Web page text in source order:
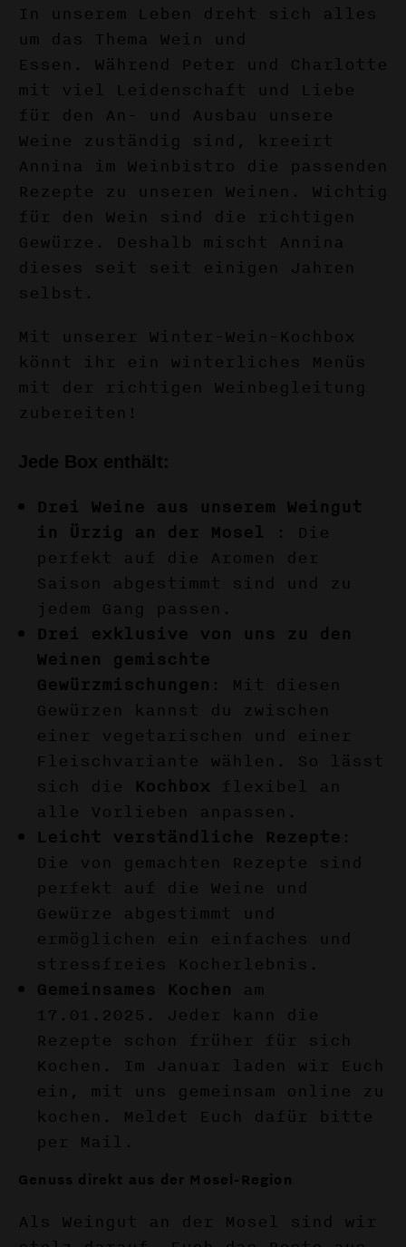
In unserem Leben dreht sich alles
um das Thema Wein und
Essen.
Während Peter und Charlotte
mit viel Leidenschaft und Liebe
für den An- und Ausbau unsere
Weine zuständig sind, kreeirt
Annina im Weinbistro die passenden
Rezepte zu unseren Weinen. Wichtig
für den Wein sind die richtigen
Gewürze. Deshalb mischt Annina
dieses seit seit einigen Jahren
selbst.
Mit unserer Winter-Wein-Kochbox
könnt ihr ein winterliches Menüs
mit der richtigen Weinbegleitung
zubereiten!
Jede Box enthält:
Drei Weine aus unserem Weingut
in Ürzig an der Mosel
: Die
perfekt auf die Aromen der
Saison abgestimmt sind und zu
jedem Gang passen.
Drei exklusive von uns zu den
Weinen gemischte
Gewürzmischungen : Mit diesen
Gewürzen kannst du zwischen
einer vegetarischen und einer
Fleischvariante wählen. So lässt
sich die
Kochbox flexibel an
alle Vorlieben anpassen.
Leicht verständliche Rezepte :
Die von gemachten Rezepte sind
perfekt auf die Weine und
Gewürze abgestimmt und
ermöglichen ein einfaches und
stressfreies Kocherlebnis.
Gemeinsames Kochen am
17.01.2025. Jeder kann die
Rezepte schon früher für sich
Kochen. Im Januar laden wir Euch
ein, mit uns gemeinsam online zu
kochen. Meldet Euch dafür bitte
per Mail.
Genuss direkt aus der Mosel-Region
Als Weingut an der Mosel sind wir